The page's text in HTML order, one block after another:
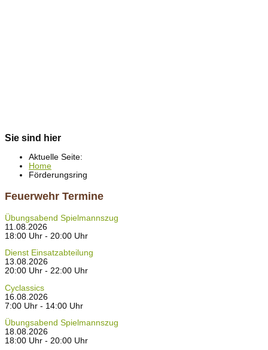
Sie sind hier
Aktuelle Seite:
Home
Förderungsring
Feuerwehr Termine
Übungsabend Spielmannszug
11.08.2026
18:00 Uhr - 20:00 Uhr
Dienst Einsatzabteilung
13.08.2026
20:00 Uhr - 22:00 Uhr
Cyclassics
16.08.2026
7:00 Uhr - 14:00 Uhr
Übungsabend Spielmannszug
18.08.2026
18:00 Uhr - 20:00 Uhr